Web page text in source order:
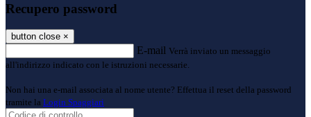
Recupero password
button close ×
E-mail Verrà inviato un messaggio
all'indirizzo indicato con le istruzioni necessarie.
Non hai una e-mail associata al nome utente? Effettua il reset della password
tramite la Login Spaggiari